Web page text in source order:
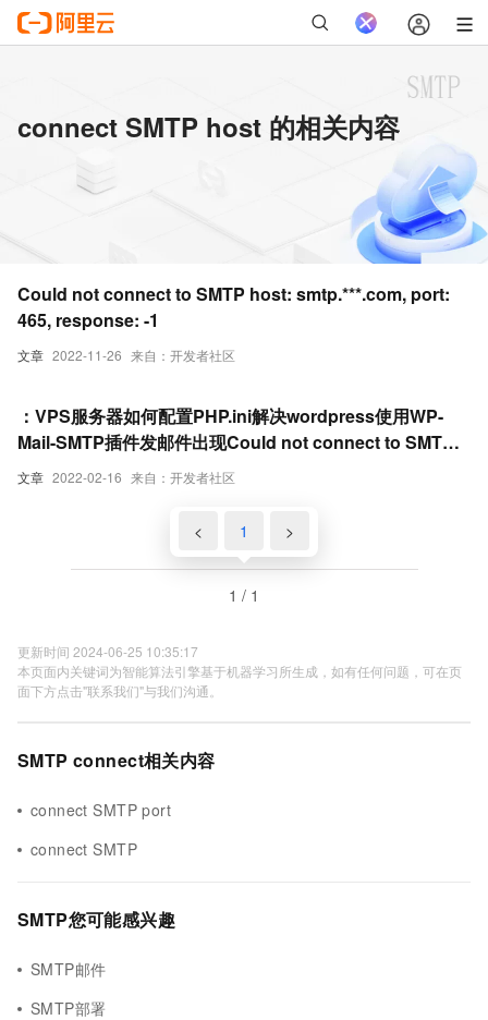
connect SMTP host 的相关内容
文章 2022-11-26 来自：开发者社区
Could not connect to SMTP host: smtp.***.com, port:
465, response: -1
文章 2022-02-16 来自：开发者社区
：VPS服务器如何配置PHP.ini解决wordpress使用WP-
Mail-SMTP插件发邮件出现Could not connect to SMTP
host的解决办法
< 1 >
1 / 1
更新时间 2024-06-25 10:35:17
本页面内关键词为智能算法引擎基于机器学习所生成，如有任何问题，可在页
面下方点击"联系我们"与我们沟通。
SMTP connect相关内容
connect SMTP port
connect SMTP
SMTP您可能感兴趣
SMTP邮件
SMTP部署